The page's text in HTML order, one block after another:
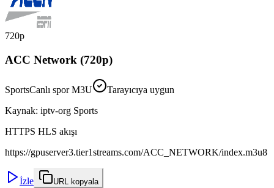
720p
ACC Network (720p)
SportsCanlı spor M3U
Tarayıcıya uygun
Kaynak: iptv-org Sports
HTTPS HLS akışı
https://gpuserver3.tier1streams.com/ACC_NETWORK/index.m3u8
İzle URL kopyala